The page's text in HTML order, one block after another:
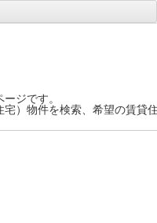
ジです。
）物件を検索、希望の賃貸